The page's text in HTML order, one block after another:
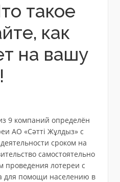
такое
как
на вашу
9 компаний определён
АО «Сәтті Жұлдыз» с
сроком на
самостоятельно
проведения лотереи с
для помощи населению в